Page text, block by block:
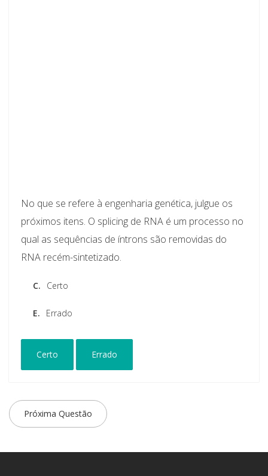
No que se refere à engenharia genética, julgue os
próximos itens. O splicing de RNA é um processo no
qual as sequências de íntrons são removidas do
RNA recém-sintetizado.
C. Certo
E. Errado
Certo Errado
Próxima Questão